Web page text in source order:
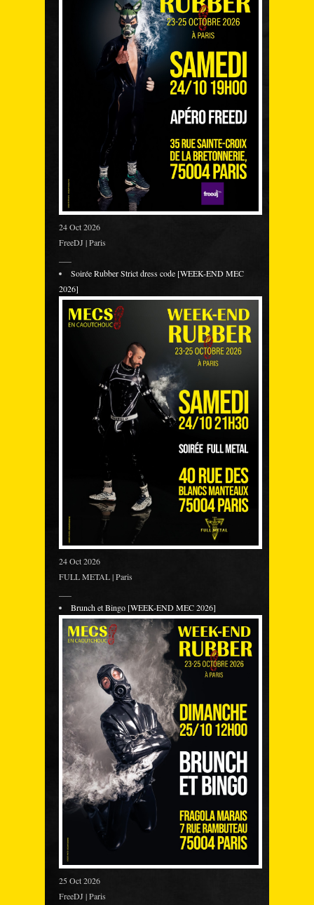
24 Oct 2026
FreeDJ | Paris
Soirée Rubber Strict dress code [WEEK-END MEC
2026]
24 Oct 2026
FULL METAL | Paris
Brunch et Bingo [WEEK-END MEC 2026]
25 Oct 2026
FreeDJ | Paris